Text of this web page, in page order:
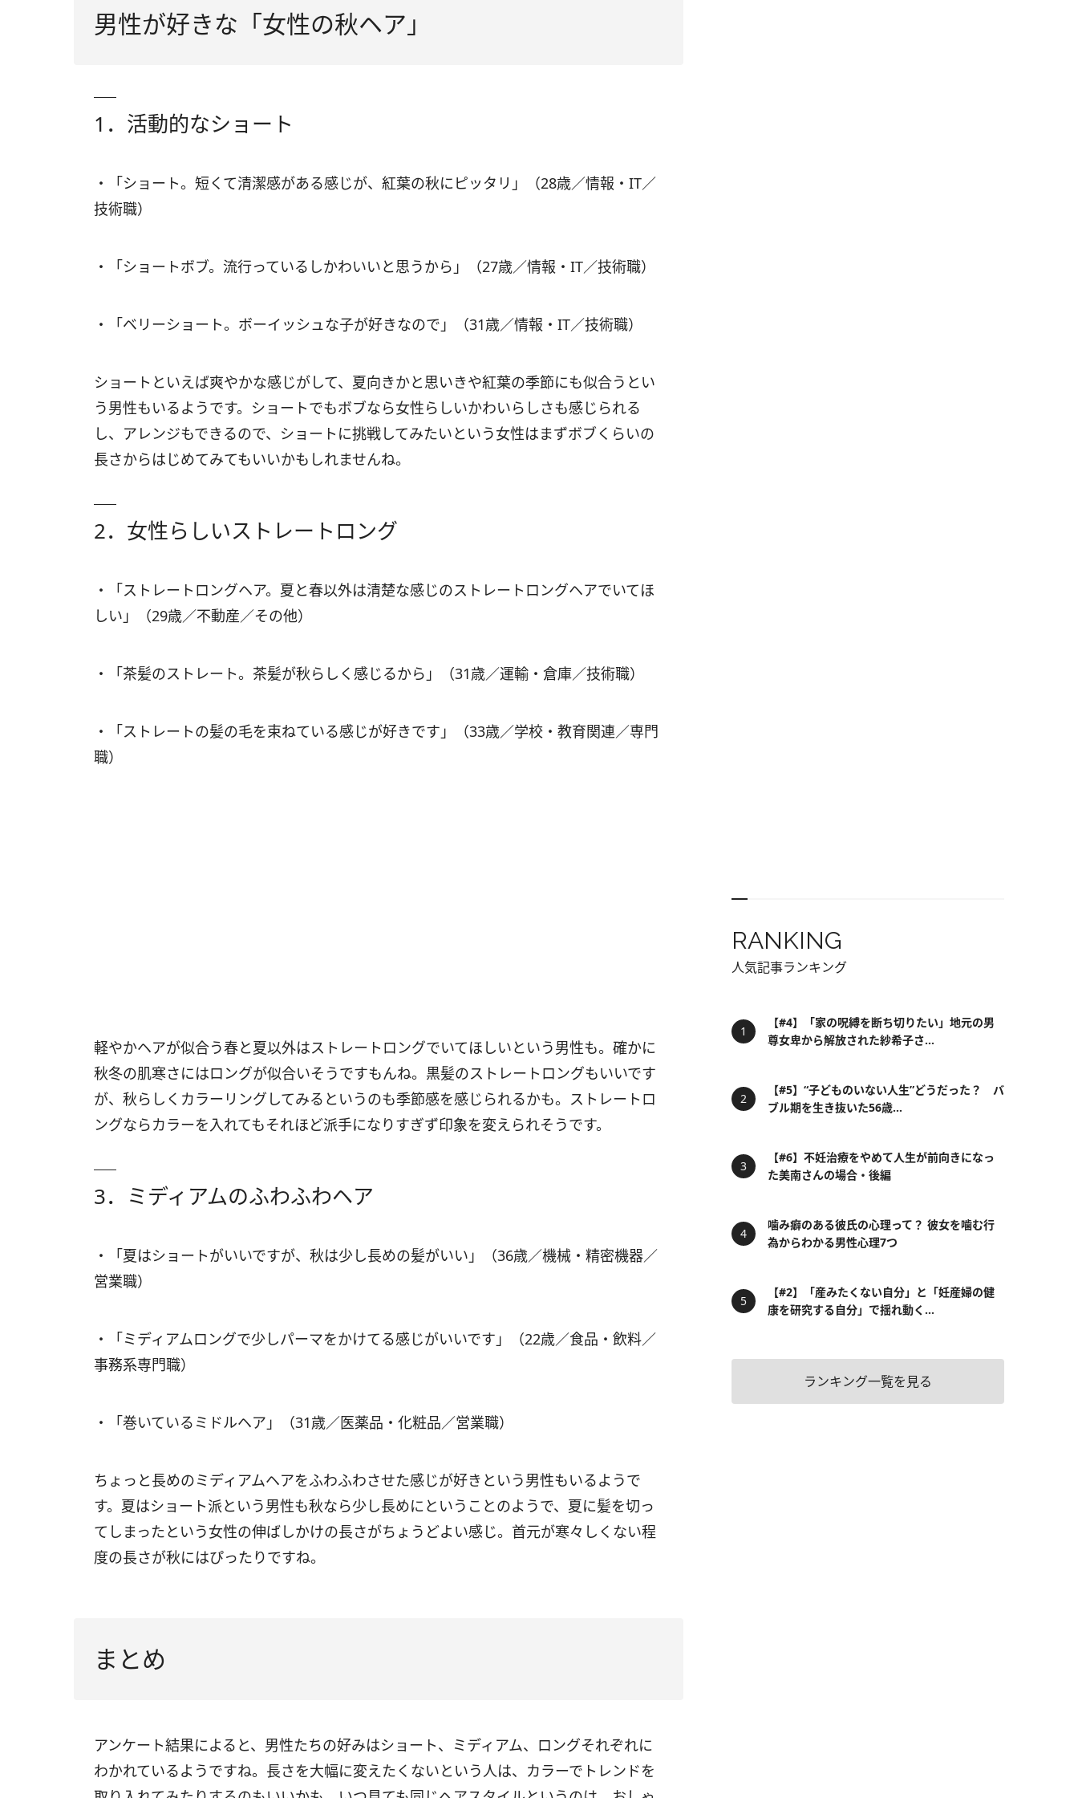
男性が好きな「女性の秋ヘア」
1．活動的なショート
・「ショート。短くて清潔感がある感じが、紅葉の秋にピッタリ」（28歳／情報・IT／
技術職）
・「ショートボブ。流行っているしかわいいと思うから」（27歳／情報・IT／技術職）
・「ベリーショート。ボーイッシュな子が好きなので」（31歳／情報・IT／技術職）
ショートといえば爽やかな感じがして、夏向きかと思いきや紅葉の季節にも似合うとい
う男性もいるようです。ショートでもボブなら女性らしいかわいらしさも感じられる
し、アレンジもできるので、ショートに挑戦してみたいという女性はまずボブくらいの
長さからはじめてみてもいいかもしれませんね。
2．女性らしいストレートロング
・「ストレートロングヘア。夏と春以外は清楚な感じのストレートロングヘアでいてほ
しい」（29歳／不動産／その他）
・「茶髪のストレート。茶髪が秋らしく感じるから」（31歳／運輸・倉庫／技術職）
・「ストレートの髪の毛を束ねている感じが好きです」（33歳／学校・教育関連／専門
職）
軽やかヘアが似合う春と夏以外はストレートロングでいてほしいという男性も。確かに
秋冬の肌寒さにはロングが似合いそうですもんね。黒髪のストレートロングもいいです
が、秋らしくカラーリングしてみるというのも季節感を感じられるかも。ストレートロ
ングならカラーを入れてもそれほど派手になりすぎず印象を変えられそうです。
3．ミディアムのふわふわヘア
・「夏はショートがいいですが、秋は少し長めの髪がいい」（36歳／機械・精密機器／
営業職）
・「ミディアムロングで少しパーマをかけてる感じがいいです」（22歳／食品・飲料／
事務系専門職）
・「巻いているミドルヘア」（31歳／医薬品・化粧品／営業職）
ちょっと長めのミディアムヘアをふわふわさせた感じが好きという男性もいるようで
す。夏はショート派という男性も秋なら少し長めにということのようで、夏に髪を切っ
てしまったという女性の伸ばしかけの長さがちょうどよい感じ。首元が寒々しくない程
度の長さが秋にはぴったりですね。
まとめ
アンケート結果によると、男性たちの好みはショート、ミディアム、ロングそれぞれに
わかれているようですね。長さを大幅に変えたくないという人は、カラーでトレンドを
RANKING
人気記事ランキング
【#4】「家の呪縛を断ち切りたい」地元の男
尊女卑から解放された紗希子さ...
【#5】“子どものいない人生”どうだった？ バ
ブル期を生き抜いた56歳...
【#6】不妊治療をやめて人生が前向きになっ
た美南さんの場合・後編
噛み癖のある彼氏の心理って？ 彼女を噛む行
為からわかる男性心理7つ
【#2】「産みたくない自分」と「妊産婦の健
康を研究する自分」で揺れ動く...
ランキング一覧を見る